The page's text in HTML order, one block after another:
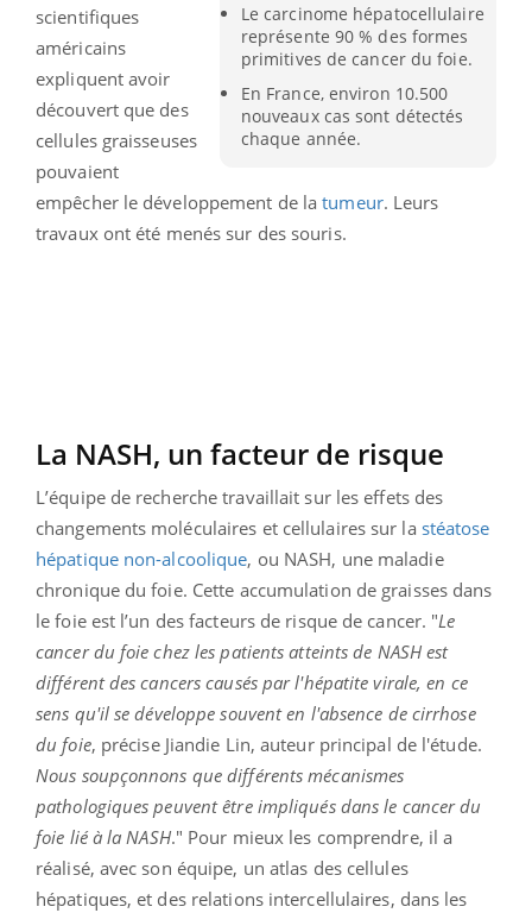
Le carcinome hépatocellulaire
représente 90 % des formes
primitives de cancer du foie.
En France, environ 10.500
nouveaux cas sont détectés
chaque année.
scientifiques
américains
expliquent avoir
découvert que des
cellules graisseuses
pouvaient
empêcher le développement de latumeur. Leurs
travaux ont été menés sur des souris.
La NASH, un facteur de risque
L’équipe de recherche travaillait sur les effets des
changements moléculaires et cellulaires sur la stéatose
hépatique non-alcoolique, ou NASH, une maladie
chronique du foie. Cette accumulation de graisses dans
le foie est l’un des facteurs de risque de cancer. "Le
cancer du foie chez les patients atteints de NASH est
différent des cancers causés par l'hépatite virale, en ce
sens qu'il se développe souvent en l'absence de cirrhose
du foie, précise Jiandie Lin, auteur principal de l'étude.
Nous soupçonnons que différents mécanismes
pathologiques peuvent être impliqués dans le cancer du
foie lié à la NASH." Pour mieux les comprendre, il a
réalisé, avec son équipe, un atlas des cellules
hépatiques, et des relations intercellulaires, dans les